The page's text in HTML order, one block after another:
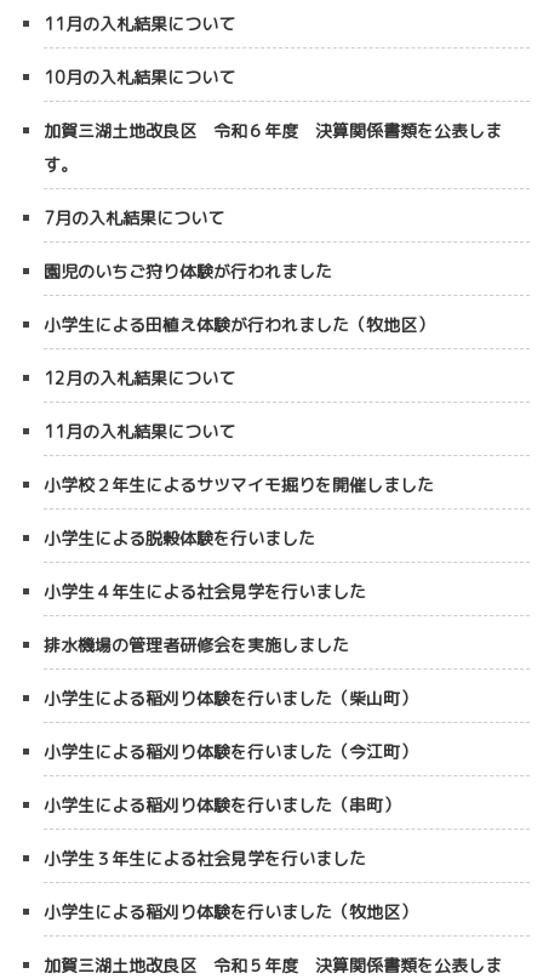
11月の入札結果について
10月の入札結果について
加賀三湖土地改良区 令和６年度 決算関係書類を公表しま
す。
7月の入札結果について
園児のいちご狩り体験が行われました
小学生による田植え体験が行われました（牧地区）
12月の入札結果について
11月の入札結果について
小学校２年生によるサツマイモ掘りを開催しました
小学生による脱穀体験を行いました
小学生４年生による社会見学を行いました
排水機場の管理者研修会を実施しました
小学生による稲刈り体験を行いました（柴山町）
小学生による稲刈り体験を行いました（今江町）
小学生による稲刈り体験を行いました（串町）
小学生３年生による社会見学を行いました
小学生による稲刈り体験を行いました（牧地区）
加賀三湖土地改良区 令和５年度 決算関係書類を公表しま